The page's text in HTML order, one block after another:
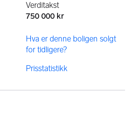
Verditakst
750 000 kr
Hva er denne boligen solgt
for tidligere?
Prisstatistikk